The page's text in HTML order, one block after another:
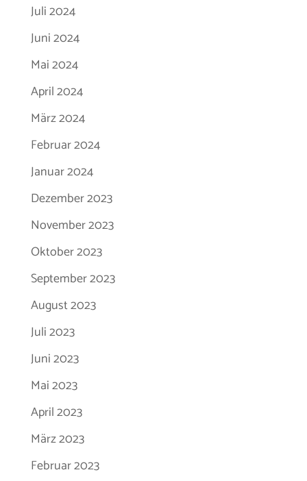
Juli 2024
Juni 2024
Mai 2024
April 2024
März 2024
Februar 2024
Januar 2024
Dezember 2023
November 2023
Oktober 2023
September 2023
August 2023
Juli 2023
Juni 2023
Mai 2023
April 2023
März 2023
Februar 2023